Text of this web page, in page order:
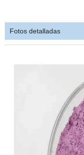
Fotos detalladas